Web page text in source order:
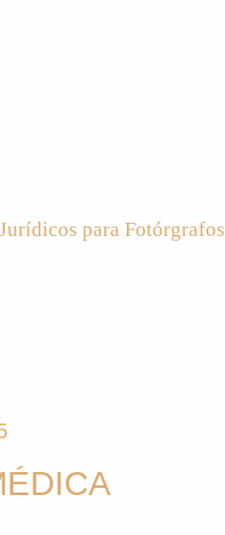
para Fotórgrafos